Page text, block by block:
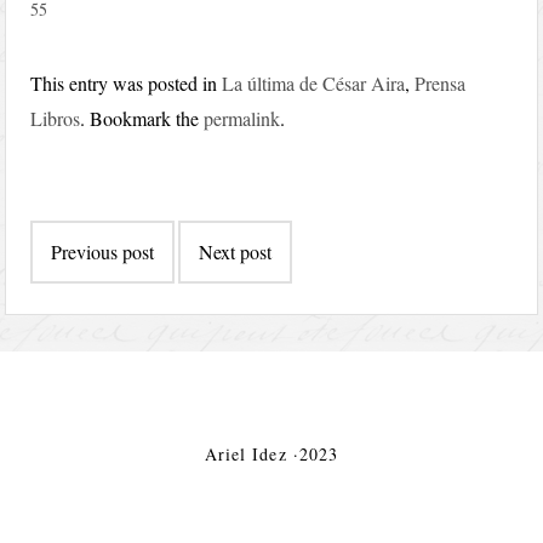
55
This entry was posted inLa última de César Aira,Prensa
Libros. Bookmark thepermalink.
navigation
Previous post Next post
Ariel Idez ·2023